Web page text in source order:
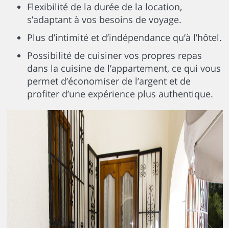
Flexibilité de la durée de la location,
s’adaptant à vos besoins de voyage.
Plus d’intimité et d’indépendance qu’à l’hôtel.
Possibilité de cuisiner vos propres repas
dans la cuisine de l’appartement, ce qui vous
permet d’économiser de l’argent et de
profiter d’une expérience plus authentique.